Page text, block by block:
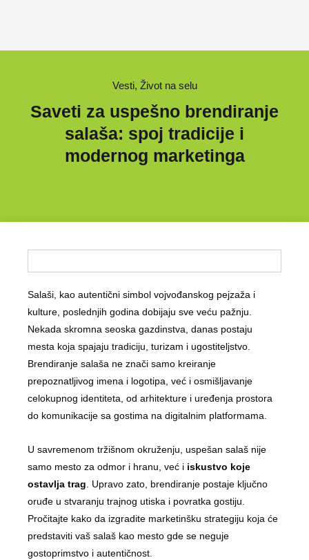
Vesti, Život na selu
Saveti za uspešno brendiranje
salaša: spoj tradicije i
modernog marketinga
Salaši, kao autentični simbol vojvođanskog pejzaža i
kulture, poslednjih godina dobijaju sve veću pažnju.
Nekada skromna seoska gazdinstva, danas postaju
mesta koja spajaju tradiciju, turizam i ugostiteljstvo.
Brendiranje salaša ne znači samo kreiranje
prepoznatljivog imena i logotipa, već i osmišljavanje
celokupnog identiteta, od arhitekture i uređenja prostora
do komunikacije sa gostima na digitalnim platformama.
U savremenom tržišnom okruženju, uspešan salaš nije
samo mesto za odmor i hranu, već i iskustvo koje
ostavlja trag. Upravo zato, brendiranje postaje ključno
oruđe u stvaranju trajnog utiska i povratka gostiju.
Pročitajte kako da izgradite marketinšku strategiju koja će
predstaviti vaš salaš kao mesto gde se neguje
gostoprimstvo i autentičnost.